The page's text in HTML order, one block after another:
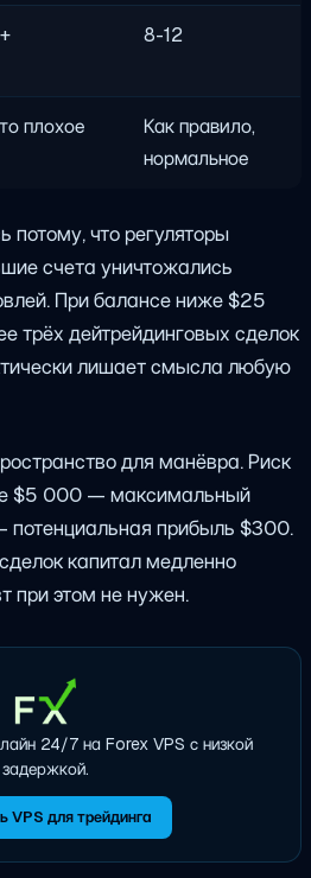
8-12
плохое
Как правило,
нормальное
потому, что регуляторы
счета уничтожались
При балансе ниже $25
трёх дейтрейдинговых сделок
лишает смысла любую
для манёвра. Риск
$5 000 — максимальный
потенциальная прибыль $300.
капитал медленно
при этом не нужен.
24/7 на Forex VPS с низкой
задержкой.
VPS для трейдинга